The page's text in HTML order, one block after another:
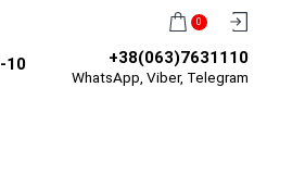
10
0
+38(063)7631110
WhatsApp, Viber, Telegram